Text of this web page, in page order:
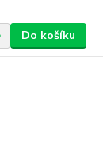
Do košíku